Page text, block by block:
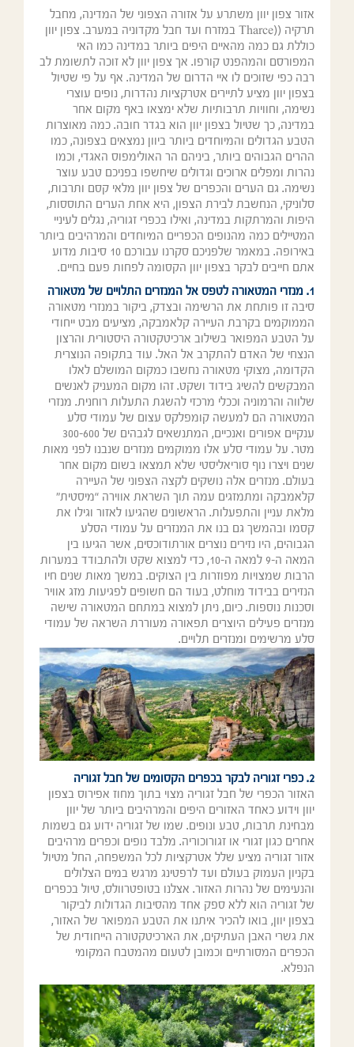
אזור צפון יוון משתרע על אזורה הצפוני של המדינה, מחבל
תרקיה ((Tharce במזרח ועד חבל מקדוניה במערב. צפון יוון
כוללת גם כמה מהאיים היפים ביותר במדינה כמו האי
המפורסם והמהפנט קורפו. אך צפון יוון לא זוכה לתשומת לב
רבה כפי שזוכים לו איי הדרום של המדינה. אף על פי שטיול
בצפון יוון מציע לתיירים אטרקציות נהדרות, נופים עוצרי
נשימה, וחוויות תרבותיות שלא ימצאו באף מקום אחר
במדינה, כך שטיול בצפון יוון הוא בגדר חובה. כמה מאוצרות
הטבע הגדולים והמיוחדים ביותר ביוון נמצאים בצפונה, כמו
ההרים הגבוהים ביותר, ביניהם הר האולימפוס האגדי, וכמו
נהרות ומפלים ארוכים וגדולים שיחשפו בפניכם טבע עוצר
נשימה. גם הערים והכפרים של צפון יוון מלאי קסם ותרבות,
סלוניקי, הנחשבת לבירת הצפון, היא אחת הערים התוססות,
היפות והמרתקות במדינה, ואילו בכפרי זגוריה, נגלים לעיניי
המטיילים כמה מהנופים הכפריים המיוחדים והמרהיבים ביותר
באירופה. במאמר שלפניכם סקרנו עבורכם 10 סיבות מדוע
אתם חייבים לבקר בצפון יוון הקסומה לפחות פעם בחיים.
1. מנזרי המטאורה לטפס אל המנזרים התלויים של מטאורה
סיבה זו פותחת את הרשימה ובצדק, ביקור במנזרי מטאורה
הממוקמים בקרבת העיירה קלאמבקה, מציעים מבט ייחודי
על הטבע המפואר בשילוב ארכיטקטורה היסטורית והרצון
הנצחי של האדם להתקרב אל האל. עוד בתקופה הנוצרית
הקדומה, מצוקי מטאורה נחשבו כמקום המושלם לאלו
המבקשים להשיג בידוד ושקט. זהו מקום המעניק לאנשים
שלווה והרמוניה וככלי מרכזי להשגת התעלות רוחנית. מנזרי
המטאורה הם למעשה קומפלקס עצום של עמודי סלע
ענקיים אפורים ואנכיים, המתנשאים לגבהים של 300-600
מטר. על עמודי סלע אלו ממוקמים מנזרים שנבנו לפני מאות
שנים ויצרו נוף סוריאליסטי שלא תמצאו בשום מקום אחר
בעולם. מנזרים אלה נושקים לקצה הצפוני של העיירה
קלאמבקה ומתמזגים עמה תוך השראת אווירה “מיסטית”
מלאת עניין והתפעלות. הראשונים שהגיעו לאזור וגילו את
קסמו ובהמשך גם בנו את המנזרים על עמודי הסלע
הגבוהים, היו נזירים נוצרים אורתודוכסים, אשר הגיעו בין
המאה ה-9 למאה ה-10, כדי למצוא שקט ולהתבודד במערות
הרבות שמצויות מפוזרות בין הצוקים. במשך מאות שנים חיו
הנזירים בבידוד מוחלט, בעוד הם חשופים לפגיעות מזג אוויר
וסכנות נוספות. כיום, ניתן למצוא במתחם המטאורה שישה
מנזרים פעילים היוצרים תפאורה מעוררת השראה של עמודי
סלע מרשימים ומנזרים תלויים.
2. כפרי זגוריה לבקר בכפרים הקסומים של חבל זגוריה
האזור הכפרי של חבל זגוריה מצוי בתוך מחוז אפירוס בצפון
יוון וידוע כאחד האזורים היפים והמרהיבים ביותר של יוון
מבחינת תרבות, טבע ונופים. שמו של זגוריה ידוע גם בשמות
אחרים כגון זגורי או זגורוכוריה. מלבד נופים וכפרים מרהיבים
אזור זגוריה מציע שלל אטרקציות לכל המשפחה, החל מטיול
בקניון העמוק בעולם ועד לרפטינג מרגש במים הצלולים
והנעימים של נהרות האזור. אצלנו בטופטרוולס, טיול בכפרים
של זגוריה הוא ללא ספק אחד מהסיבות הגדולות לביקור
בצפון יוון, בואו להכיר איתנו את הטבע המפואר של האזור,
את גשרי האבן העתיקים, את הארכיטקטורה הייחודית של
הכפרים המסורתיים וכמובן לטעום מהמטבח המקומי
הנפלא.